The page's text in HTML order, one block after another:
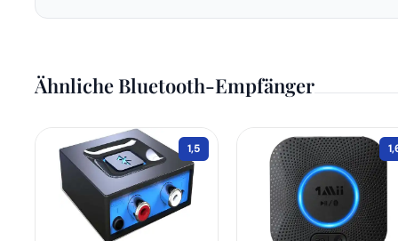
möglicherweise eingeschränkt ist, und die Reichweite
Ähnliche Bluetooth-Empfänger
1,5